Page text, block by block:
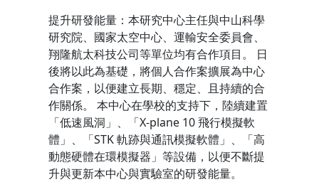
提升研發能量：本研究中心主任與中山科學
研究院、國家太空中心、運輸安全委員會、
翔隆航太科技公司等單位均有合作項目。 日
後將以此為基礎，將個人合作案擴展為中心
合作案，以便建立長期、穩定、且持續的合
作關係。 本中心在學校的支持下，陸續建置
「低速風洞」、「X-plane 10 飛行模擬軟
體」、「STK 軌跡與通訊模擬軟體」、「高
動態硬體在環模擬器」等設備，以便不斷提
升與更新本中心與實驗室的研發能量。